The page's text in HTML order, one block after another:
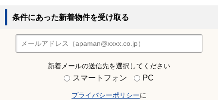
条件にあった新着物件を受け取る
新着メールの送信先を選択してください
スマートフォン PC
プライバシーポリシーに